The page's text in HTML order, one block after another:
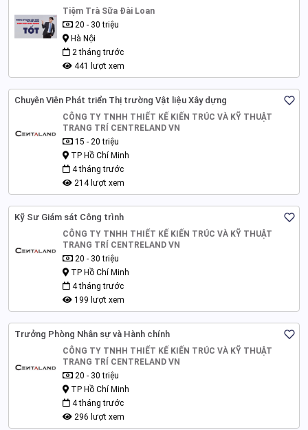
Tiệm Trà Sữa Đài Loan
20 - 30 triệu
Hà Nội
2 tháng trước
441 lượt xem
Chuyên Viên Phát triển Thị trường Vật liệu Xây dựng
CÔNG TY TNHH THIẾT KẾ KIẾN TRÚC VÀ KỸ THUẬT
TRANG TRÍ CENTRELAND VN
15 - 20 triệu
TP Hồ Chí Minh
4 tháng trước
214 lượt xem
Kỹ Sư Giám sát Công trình
CÔNG TY TNHH THIẾT KẾ KIẾN TRÚC VÀ KỸ THUẬT
TRANG TRÍ CENTRELAND VN
20 - 30 triệu
TP Hồ Chí Minh
4 tháng trước
199 lượt xem
Trưởng Phòng Nhân sự và Hành chính
CÔNG TY TNHH THIẾT KẾ KIẾN TRÚC VÀ KỸ THUẬT
TRANG TRÍ CENTRELAND VN
20 - 30 triệu
TP Hồ Chí Minh
4 tháng trước
296 lượt xem